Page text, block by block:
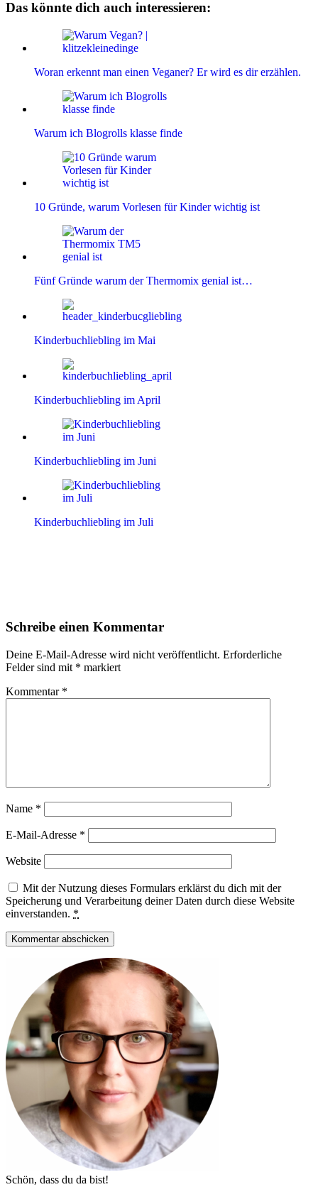
Das könnte dich auch interessieren:
Woran erkennt man einen Veganer? Er wird es dir erzählen.
Warum ich Blogrolls klasse finde
10 Gründe, warum Vorlesen für Kinder wichtig ist
Fünf Gründe warum der Thermomix genial ist…
Kinderbuchliebling im Mai
Kinderbuchliebling im April
Kinderbuchliebling im Juni
Kinderbuchliebling im Juli
Interaktionen
Schreibe einen Kommentar
Deine E-Mail-Adresse wird nicht veröffentlicht. Erforderliche
Felder sind mit * markiert
Kommentar *
Name *
E-Mail-Adresse *
Website
Mit der Nutzung dieses Formulars erklärst du dich mit der
Speicherung und Verarbeitung deiner Daten durch diese Website
einverstanden. *
Sidebar
Schön, dass du da bist!